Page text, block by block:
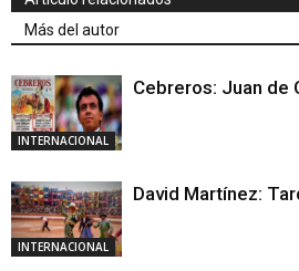
Más del autor
INTERNACIONAL
Cebreros: Juan de
INTERNACIONAL
David Martínez: